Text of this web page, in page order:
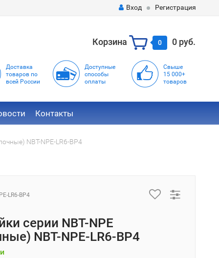
Вход Регистрация
Корзина 0 0 руб.
Доставка
товаров по
всей России
Доступные
способы
оплаты
Свыше
15 000+
товаров
Контакты
NBT-NPE-LR6-BP4
LR6-BP4
серии NBT-NPE
NBT-NPE-LR6-BP4